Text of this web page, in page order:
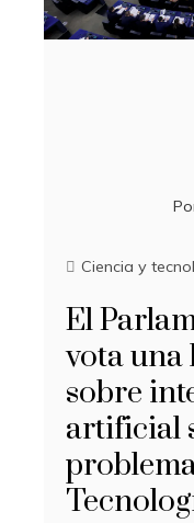
Ciencia y
El
vota una
sobre
artificial